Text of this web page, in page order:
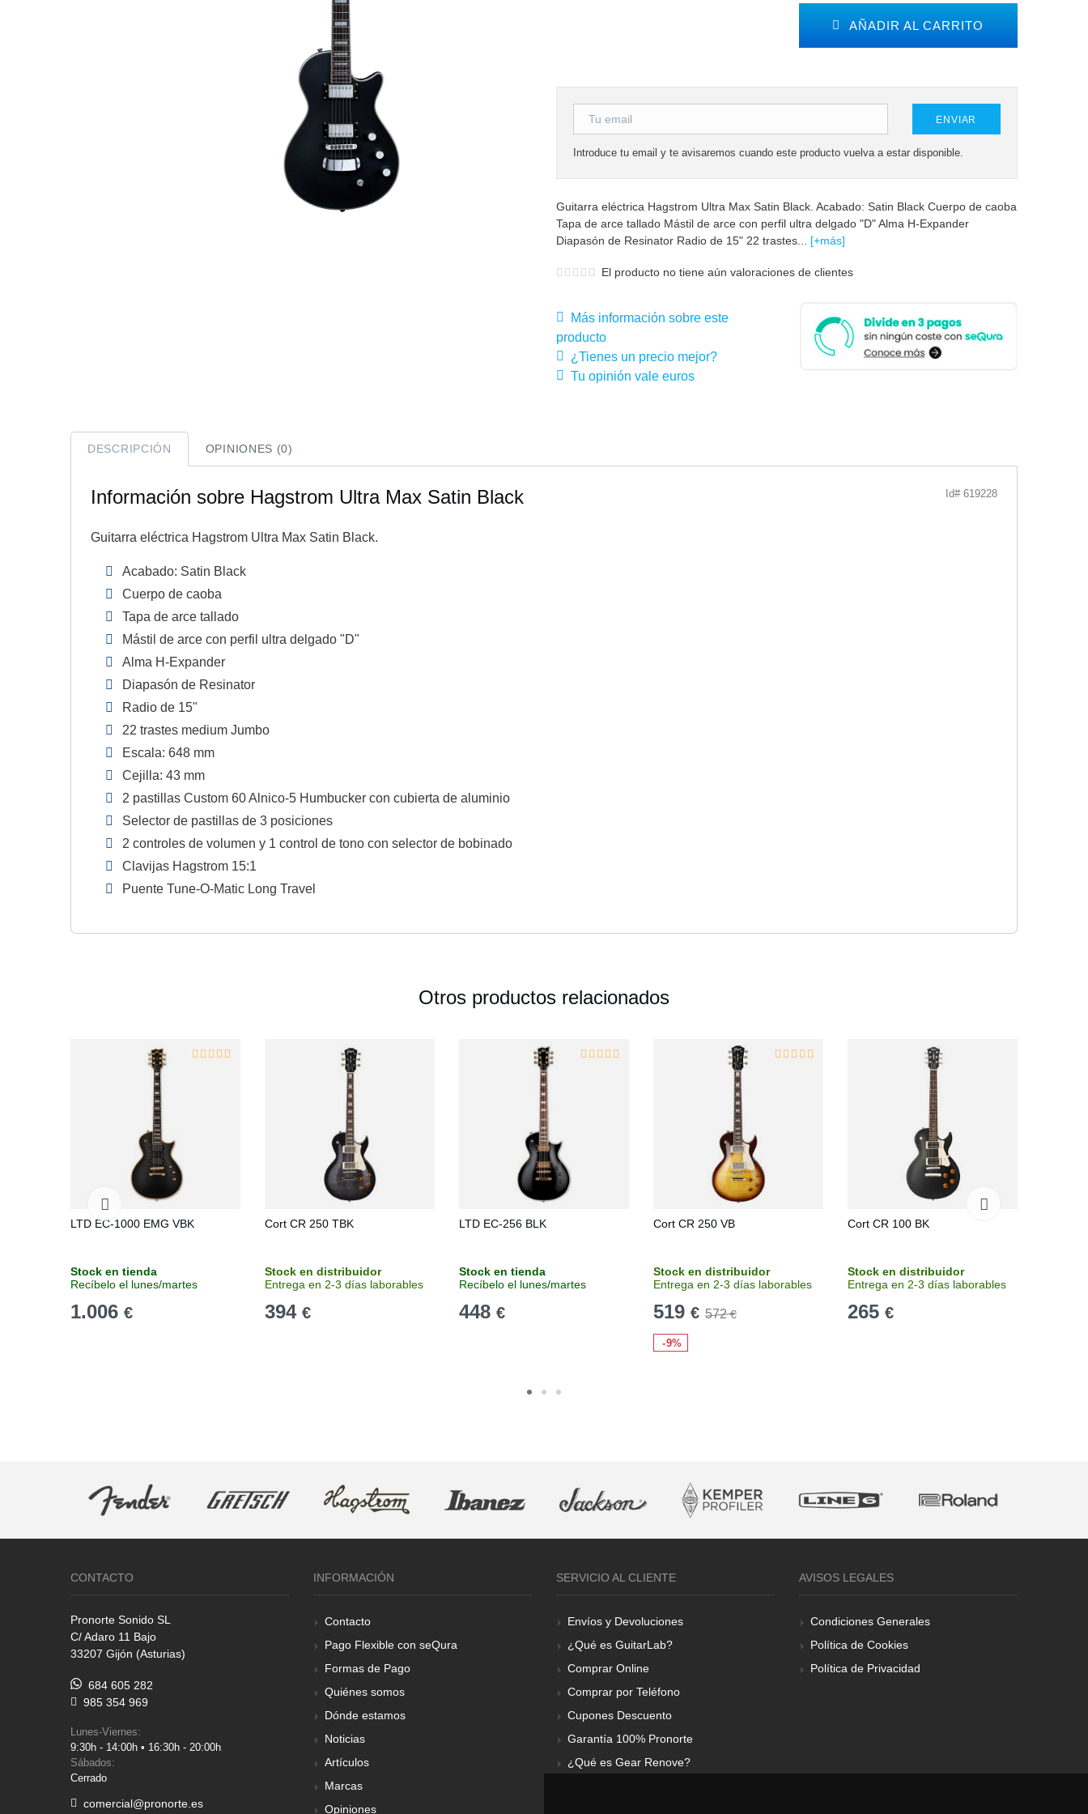
AÑADIR AL CARRITO
ENVIAR
Introduce tu email y te avisaremos cuando este producto vuelva a estar disponible.
Guitarra eléctrica Hagstrom Ultra Max Satin Black. Acabado: Satin Black Cuerpo de caoba
Tapa de arce tallado Mástil de arce con perfil ultra delgado "D" Alma H-Expander
Diapasón de Resinator Radio de 15" 22 trastes... [+más]
El producto no tiene aún valoraciones de clientes
Más información sobre este
producto
¿Tienes un precio mejor?
Tu opinión vale euros
DESCRIPCIÓN OPINIONES (0)
Información sobre Hagstrom Ultra Max Satin Black Id# 619228
Guitarra eléctrica Hagstrom Ultra Max Satin Black.
Acabado: Satin Black
Cuerpo de caoba
Tapa de arce tallado
Mástil de arce con perfil ultra delgado "D"
Alma H-Expander
Diapasón de Resinator
Radio de 15"
22 trastes medium Jumbo
Escala: 648 mm
Cejilla: 43 mm
2 pastillas Custom 60 Alnico-5 Humbucker con cubierta de aluminio
Selector de pastillas de 3 posiciones
2 controles de volumen y 1 control de tono con selector de bobinado
Clavijas Hagstrom 15:1
Puente Tune-O-Matic Long Travel
Otros productos relacionados
LTD EC-1000 EMG VBK
Stock en tienda
Recíbelo el lunes/martes
1.006 €
Cort CR 250 TBK
Stock en distribuidor
Entrega en 2-3 días laborables
394 €
LTD EC-256 BLK
Stock en tienda
Recíbelo el lunes/martes
448 €
Cort CR 250 VB
Stock en distribuidor
Entrega en 2-3 días laborables
519 € 572€
-9%
Cort CR 100 BK
Stock en distribuidor
Entrega en 2-3 días laborables
265 €
CONTACTO
Pronorte Sonido SL
C/ Adaro 11 Bajo
33207 Gijón (Asturias)
684 605 282
985 354 969
Lunes-Viernes:
9:30h - 14:00h • 16:30h - 20:00h
Sábados:
Cerrado
comercial@pronorte.es
INFORMACIÓN
Contacto
Pago Flexible con seQura
Formas de Pago
Quiénes somos
Dónde estamos
Noticias
Artículos
Marcas
Opiniones
SERVICIO AL CLIENTE
Envíos y Devoluciones
¿Qué es GuitarLab?
Comprar Online
Comprar por Teléfono
Cupones Descuento
Garantía 100% Pronorte
¿Qué es Gear Renove?
AVISOS LEGALES
Condiciones Generales
Política de Cookies
Política de Privacidad